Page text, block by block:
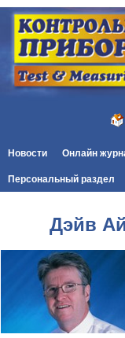
Новости Онлайн
Персональный раздел
Дэйв